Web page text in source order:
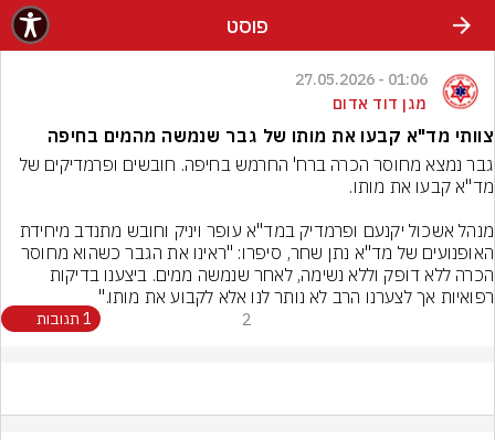
פוסט
01:06 - 27.05.2026
מגן דוד אדום
צוותי מד"א קבעו את מותו של גבר שנמשה מהמים בחיפה
רפואיות אך לצערנו הרב לא נותר לנו אלא לקבוע את מותו."
2 1 תגובות